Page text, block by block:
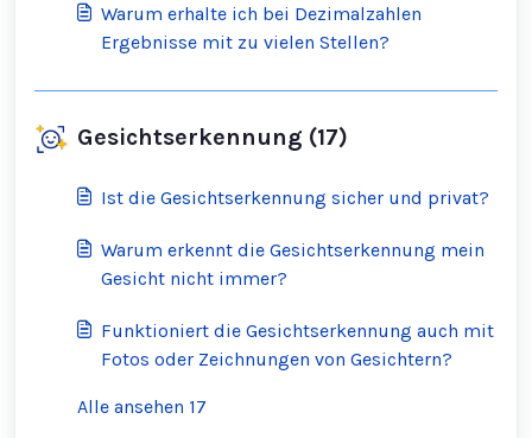
Warum erhalte ich bei Dezimalzahlen
Ergebnisse mit zu vielen Stellen?
Gesichtserkennung (17)
Ist die Gesichtserkennung sicher und privat?
Warum erkennt die Gesichtserkennung mein
Gesicht nicht immer?
Funktioniert die Gesichtserkennung auch mit
Fotos oder Zeichnungen von Gesichtern?
Alle ansehen 17